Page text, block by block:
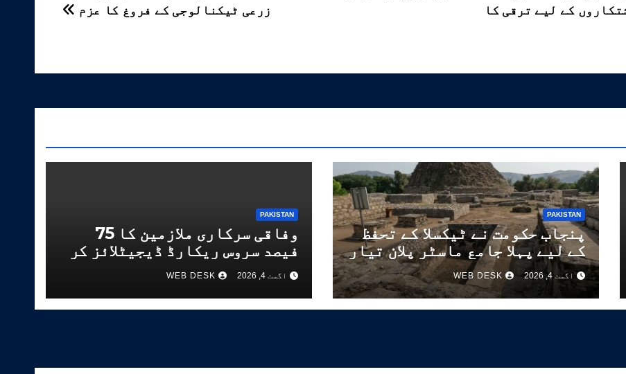
زرعی ٹیکنالوجی کے فروغ کا عزم
کے لیے ترقی کا
PAKISTAN
پنجاب حکومت نے ٹیکسلا کے تحفظ
کے لیے پہلا جامع ماسٹر پلان تیار
کر لیا
اگست 4, 2026 WEB DESK
PAKISTAN
وفاقی سرکاری ملازمین کا 75
فیصد سروس ریکارڈ ڈیجیٹلائز کر
دیا گیا
اگست 4, 2026 WEB DESK